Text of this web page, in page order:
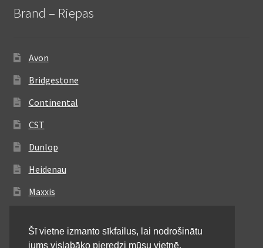
Brand – Riepas
Avon
Bridgestone
Continental
CST
Dunlop
Heidenau
Maxxis
Michelin
Šī vietne izmanto sīkfailus, lai nodrošinātu
jums vislabāko pieredzi mūsu vietnē.